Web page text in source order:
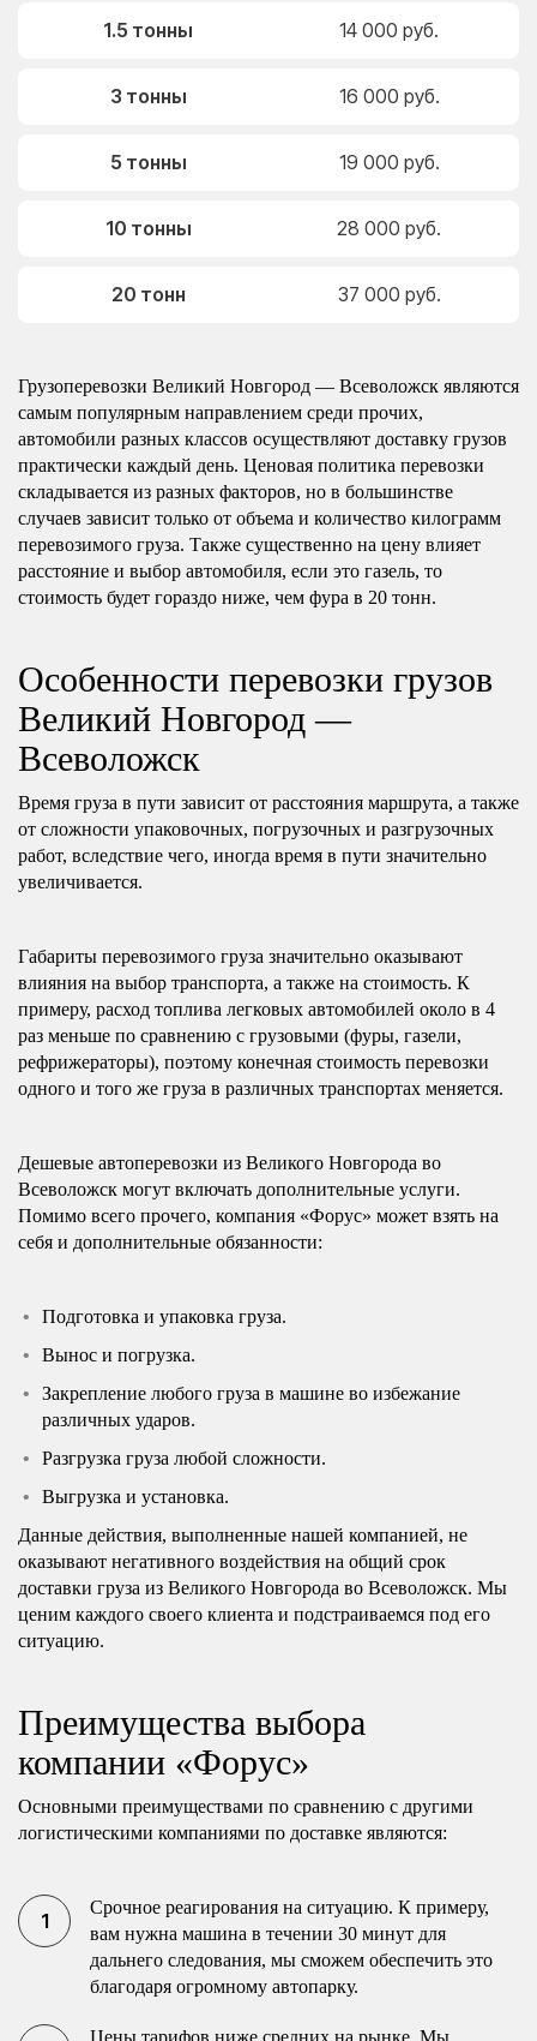
1.5 тонны 14 000 руб.
3 тонны 16 000 руб.
5 тонны 19 000 руб.
10 тонны 28 000 руб.
20 тонн 37 000 руб.
Грузоперевозки Великий Новгород — Всеволожск являются
самым популярным направлением среди прочих,
автомобили разных классов осуществляют доставку грузов
практически каждый день. Ценовая политика перевозки
складывается из разных факторов, но в большинстве
случаев зависит только от объема и количество килограмм
перевозимого груза. Также существенно на цену влияет
расстояние и выбор автомобиля, если это газель, то
стоимость будет гораздо ниже, чем фура в 20 тонн.
Особенности перевозки грузов
Великий Новгород —
Всеволожск
Время груза в пути зависит от расстояния маршрута, а также
от сложности упаковочных, погрузочных и разгрузочных
работ, вследствие чего, иногда время в пути значительно
увеличивается.
Габариты перевозимого груза значительно оказывают
влияния на выбор транспорта, а также на стоимость. К
примеру, расход топлива легковых автомобилей около в 4
раз меньше по сравнению с грузовыми (фуры, газели,
рефрижераторы), поэтому конечная стоимость перевозки
одного и того же груза в различных транспортах меняется.
Дешевые автоперевозки из Великого Новгорода во
Всеволожск могут включать дополнительные услуги.
Помимо всего прочего, компания «Форус» может взять на
себя и дополнительные обязанности:
Подготовка и упаковка груза.
Вынос и погрузка.
Закрепление любого груза в машине во избежание
различных ударов.
Разгрузка груза любой сложности.
Выгрузка и установка.
Данные действия, выполненные нашей компанией, не
оказывают негативного воздействия на общий срок
доставки груза из Великого Новгорода во Всеволожск. Мы
ценим каждого своего клиента и подстраиваемся под его
ситуацию.
Преимущества выбора
компании «Форус»
Основными преимуществами по сравнению с другими
логистическими компаниями по доставке являются:
Срочное реагирования на ситуацию. К примеру,
вам нужна машина в течении 30 минут для
дальнего следования, мы сможем обеспечить это
благодаря огромному автопарку.
Цены тарифов ниже средних на рынке. Мы